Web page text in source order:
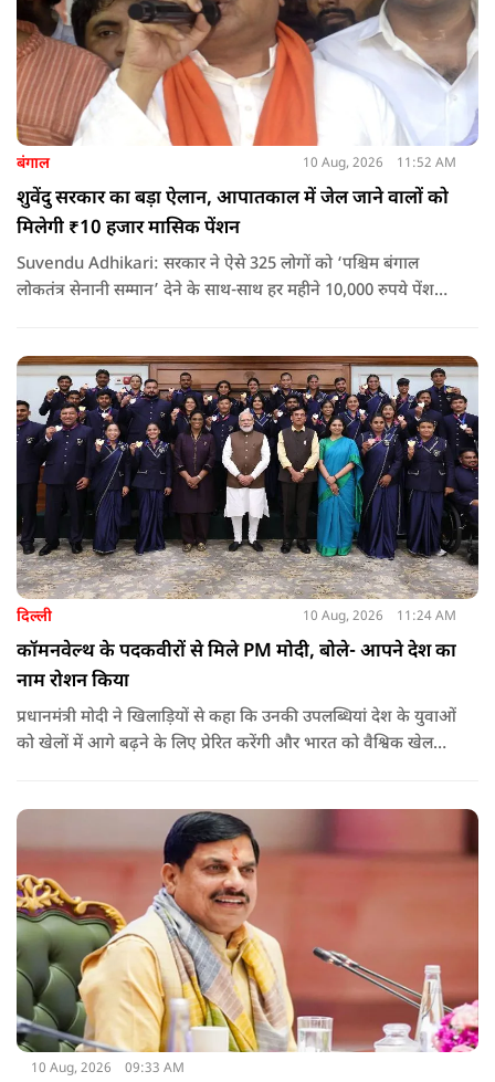
बंगाल 10 Aug, 2026 11:52 AM
शुवेंदु सरकार का बड़ा ऐलान, आपातकाल में जेल जाने वालों को
मिलेगी ₹10 हजार मासिक पेंशन
Suvendu Adhikari: सरकार ने ऐसे 325 लोगों को ‘पश्चिम बंगाल
लोकतंत्र सेनानी सम्मान’ देने के साथ-साथ हर महीने 10,000 रुपये पेंशन
दिल्ली 10 Aug, 2026 11:24 AM
कॉमनवेल्थ के पदकवीरों से मिले PM मोदी, बोले- आपने देश का
नाम रोशन किया
प्रधानमंत्री मोदी ने खिलाड़ियों से कहा कि उनकी उपलब्धियां देश के युवाओं
को खेलों में आगे बढ़ने के लिए प्रेरित करेंगी और भारत को वैश्विक खेल
10 Aug, 2026 09:33 AM